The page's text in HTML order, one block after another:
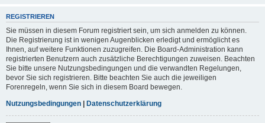
REGISTRIEREN
Sie müssen in diesem Forum registriert sein, um sich anmelden zu können.
Die Registrierung ist in wenigen Augenblicken erledigt und ermöglicht es
Ihnen, auf weitere Funktionen zuzugreifen. Die Board-Administration kann
registrierten Benutzern auch zusätzliche Berechtigungen zuweisen. Beachten
Sie bitte unsere Nutzungsbedingungen und die verwandten Regelungen,
bevor Sie sich registrieren. Bitte beachten Sie auch die jeweiligen
Forenregeln, wenn Sie sich in diesem Board bewegen.
Nutzungsbedingungen | Datenschutzerklärung